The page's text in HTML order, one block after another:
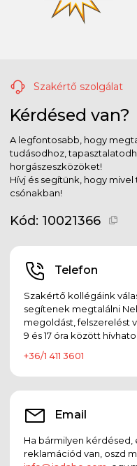
Szakértő szolgálat
Kérdésed van?
A legfontosabb, hogy
tudásodhoz,
horgászeszközöket!
Hívj és segítünk, hogy
csónakban!
Kód: 10021366
Telefon
Szakértő kollégáink
segítenek megtalálni
megoldást, felszerelést
9 és 17 óra között
+36/1 411 3601
Email
Ha bármilyen
reklamációd van, oszd